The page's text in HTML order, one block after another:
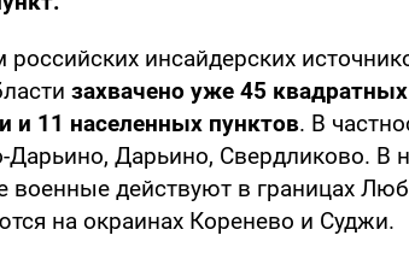
инсайдерских
захвачено уже 45
и 11 населенных пунктов. В
Дарьино, Дарьино, Свердликово. В
военные действуют в границах
на окраинах Коренево и Суджи.